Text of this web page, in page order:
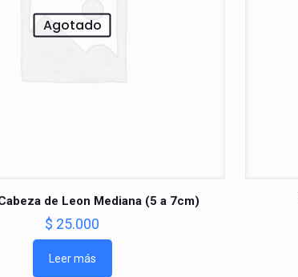
Agotado
de Leon Mediana (5 a 7cm)
$ 25.000
Leer más